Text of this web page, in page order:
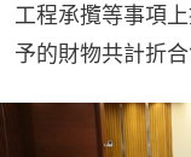
工程承攬等事項
予的財物共計折